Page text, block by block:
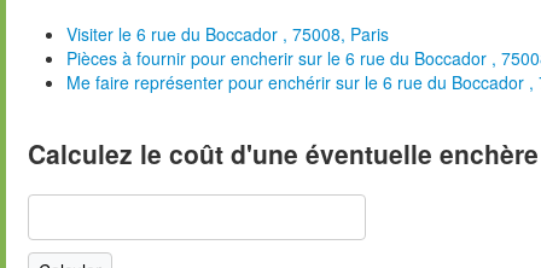
Visiter le 6 rue du Boccador , 75008, Paris
Pièces à fournir pour encherir sur le 6 rue du Boccador ,
Me faire représenter pour enchérir sur le 6 rue du Boccador ,
Calculez le coût d'une éventuelle